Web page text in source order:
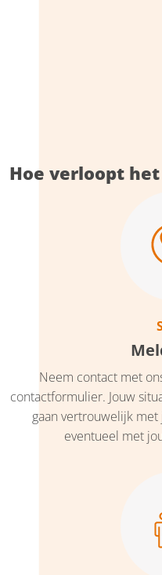
Hoe verloopt
Neem contact met
contactformulier. Jouw
gaan vertrouwelijk
eventueel met